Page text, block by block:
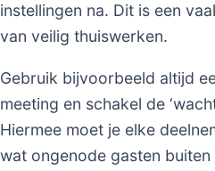
instellingen na. Dit is een
van veilig thuiswerken.
Gebruik bijvoorbeeld altijd
meeting en schakel de
Hiermee moet je elke
wat ongenode gasten